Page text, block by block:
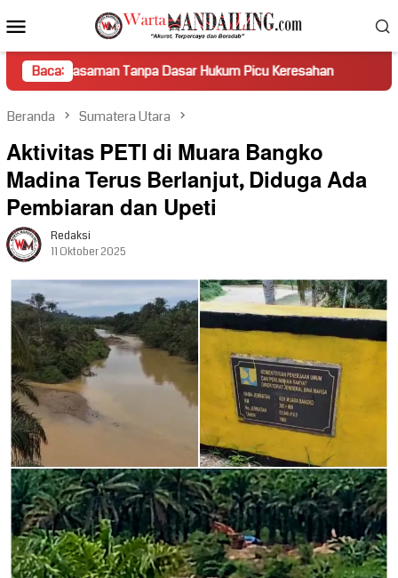
ke
kontenMobile
Baca:
Tanpa Dasar Hukum Picu Keresahan Truk Miring
Beranda Sumatera Utara
Aktivitas PETI di Muara Bangko
Madina Terus Berlanjut, Diduga Ada
Pembiaran dan Upeti
Redaksi
11 Oktober 2025